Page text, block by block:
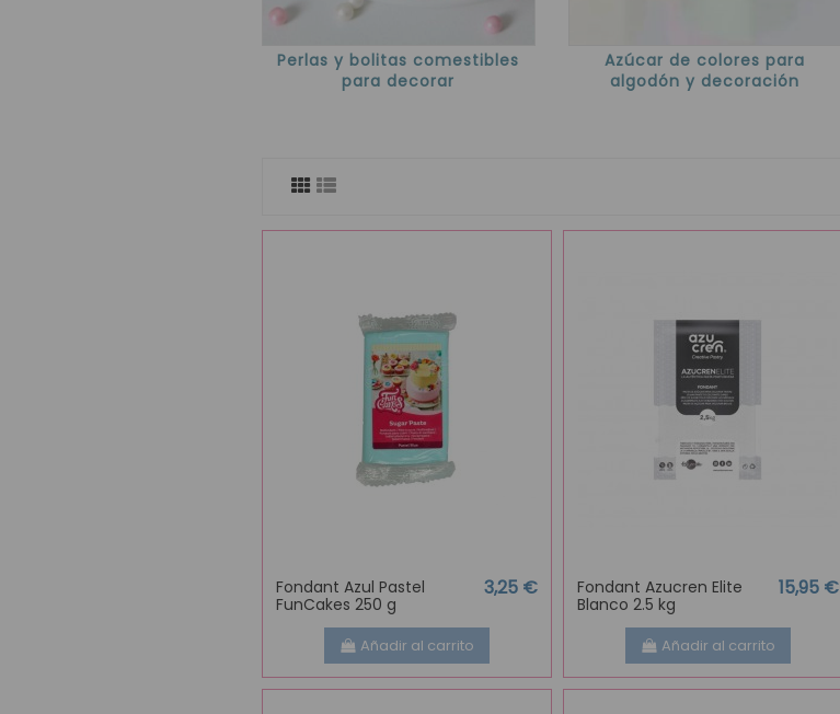
Perlas y bolitas comestibles
para decorar
Azúcar de colores para
algodón y decoración
Fondant Azul Pastel
FunCakes 250 g
3,25 €
Añadir al carrito
Fondant Azucren Elite
Blanco 2.5 kg
15,95 €
Añadir al carrito